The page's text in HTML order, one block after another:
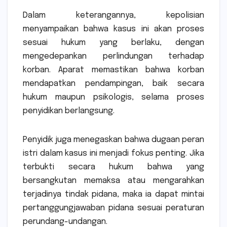
Dalam keterangannya, kepolisian
menyampaikan bahwa kasus ini akan proses
sesuai hukum yang berlaku, dengan
mengedepankan perlindungan terhadap
korban. Aparat memastikan bahwa korban
mendapatkan pendampingan, baik secara
hukum maupun psikologis, selama proses
penyidikan berlangsung.
Penyidik juga menegaskan bahwa dugaan peran
istri dalam kasus ini menjadi fokus penting. Jika
terbukti secara hukum bahwa yang
bersangkutan memaksa atau mengarahkan
terjadinya tindak pidana, maka ia dapat mintai
pertanggungjawaban pidana sesuai peraturan
perundang-undangan.